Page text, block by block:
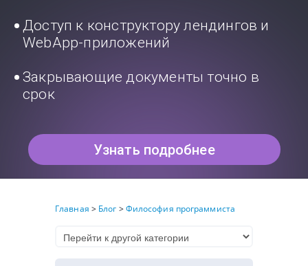
Доступ к конструктору лендингов и
WebApp-приложений
Закрывающие документы точно в
срок
Узнать подробнее
Главная > Блог >Философия программиста